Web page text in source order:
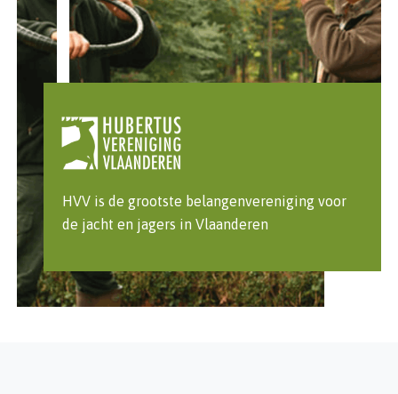
HVV is de grootste belangenvereniging voor
de jacht en jagers in Vlaanderen